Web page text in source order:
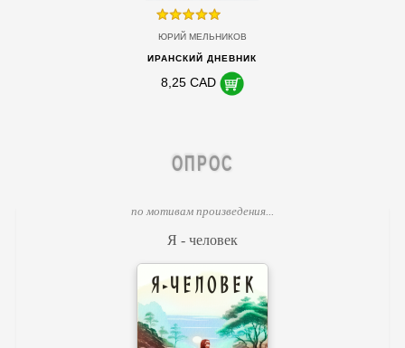
ЮРИЙ МЕЛЬНИКОВ
ИРАНСКИЙ ДНЕВНИК
8,25 CAD
ОПРОС
по мотивам произведения...
Я - человек